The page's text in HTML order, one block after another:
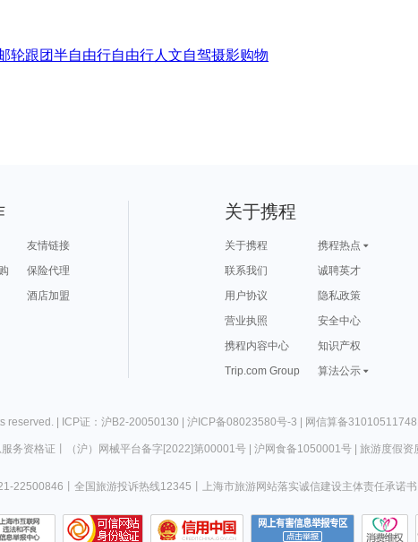
轮跟团半自由行自由行人文自驾摄影购物
友情链接
保险代理
酒店加盟
关于携程
关于携程
携程热点
联系我们
诚聘英才
用户协议
隐私政策
营业执照
安全中心
携程内容中心
知识产权
Trip.com Group
算法公示
reserved. | ICP证：沪B2-20050130 | 沪ICP备08023580号-3 | 网信算备
务资格证 （沪）网械平台备字[2022]第00001号| 沪网食备1050001号| 旅游度假资
22500846 全国旅游投诉热线12345 上海市旅游网站落实诚信建设主体责任承诺书